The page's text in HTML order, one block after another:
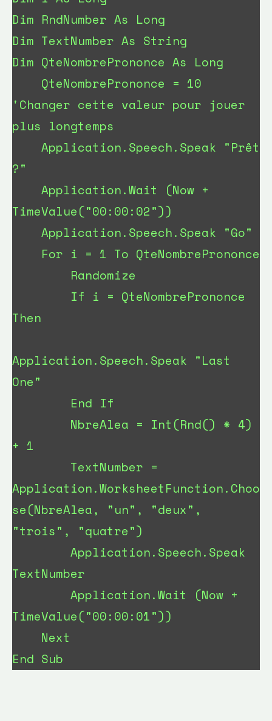
Dim RndNumber As Long
Dim TextNumber As String
Dim QteNombrePrononce As Long
'Changer cette valeur pour jouer
plus longtemps
?"
TimeValue("00:00:02"))
Then
Application.Speech.Speak "Last
One"
+ 1
Application.WorksheetFunction.Choo
se(NbreAlea, "un", "deux",
"trois", "quatre")
TextNumber
TimeValue("00:00:01"))
End Sub